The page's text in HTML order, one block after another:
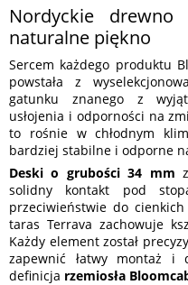
Nordyckie
naturalne piękno
Sercem każdego produktu
powstała z
gatunku znanego z
usłojenia i odporności na
to rośnie w chłodnym
bardziej stabilne i odporne
Deski o grubości 34 mm
solidny kontakt pod
przeciwieństwie do
taras Terrava zachowuje
Każdy element został
zapewnić łatwy montaż i
definicja rzemiosła